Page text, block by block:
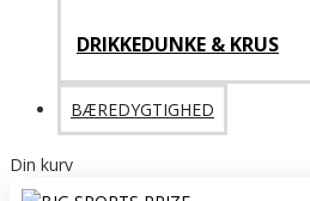
DRIKKEDUNKE & KRUS
BÆREDYGTIGHED
Din kurv